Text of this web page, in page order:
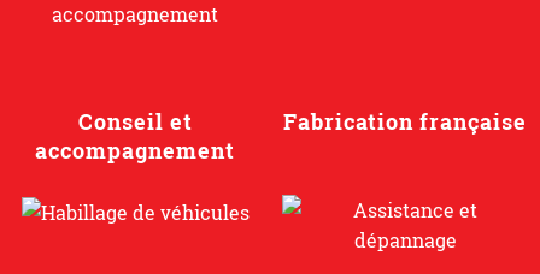
Conseil et
accompagnement
Fabrication française